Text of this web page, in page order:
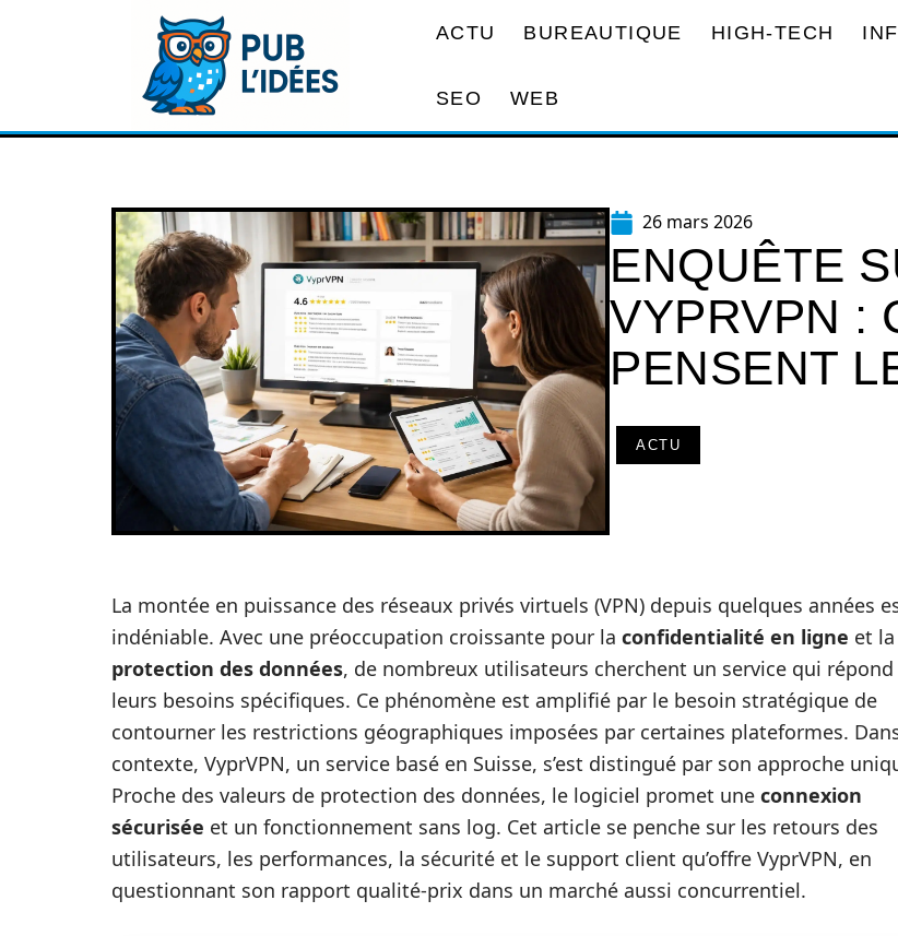
ACTU BUREAUTIQUE HIGH-TECH
SEO WEB
26 mars 2026
ENQUÊTE
VYPRVPN :
PENSENT
ACTU
La montée en puissance des réseaux privés virtuels (VPN) depuis quelques années
indéniable. Avec une préoccupation croissante pour la confidentialité en ligne et la
protection des données, de nombreux utilisateurs cherchent un service qui répond
leurs besoins spécifiques. Ce phénomène est amplifié par le besoin stratégique de
contourner les restrictions géographiques imposées par certaines plateformes.
contexte, VyprVPN, un service basé en Suisse, s’est distingué par son approche
Proche des valeurs de protection des données, le logiciel promet une connexion
sécurisée et un fonctionnement sans log. Cet article se penche sur les retours des
utilisateurs, les performances, la sécurité et le support client qu’offre VyprVPN, en
questionnant son rapport qualité-prix dans un marché aussi concurrentiel.